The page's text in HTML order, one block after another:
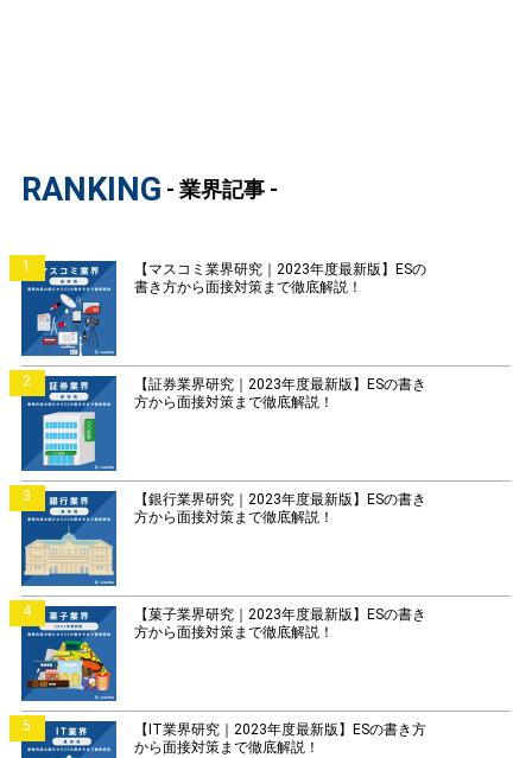
RANKING - 業界記事 -
1
【マスコミ業界研究｜2023年度最新版】ESの
書き方から面接対策まで徹底解説！
2
【証券業界研究｜2023年度最新版】ESの書き
方から面接対策まで徹底解説！
3
【銀行業界研究｜2023年度最新版】ESの書き
方から面接対策まで徹底解説！
4
【菓子業界研究｜2023年度最新版】ESの書き
方から面接対策まで徹底解説！
5
【IT業界研究｜2023年度最新版】ESの書き方
から面接対策まで徹底解説！